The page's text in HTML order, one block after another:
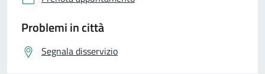
Problemi in città
Segnala disservizio